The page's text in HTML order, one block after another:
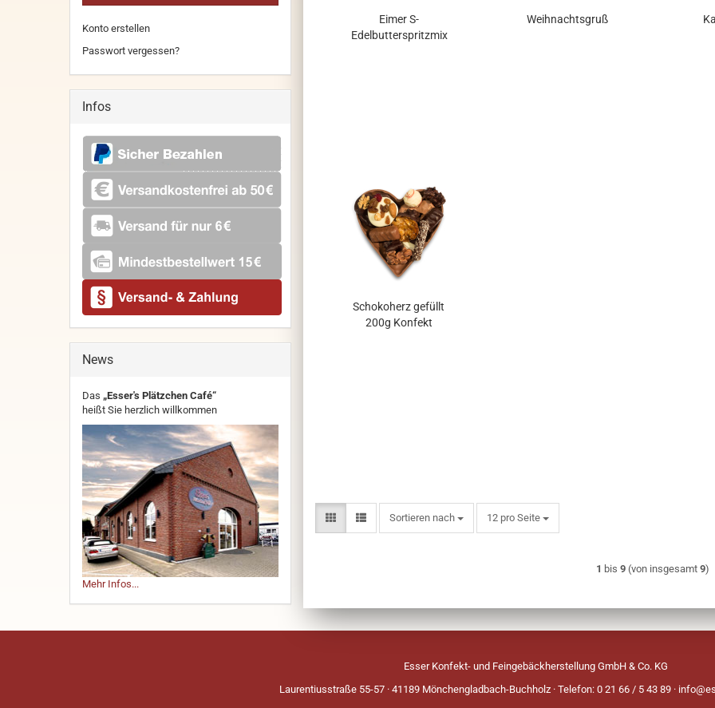
Eimer S-
Edelbutterspritzmix
Weihnachtsgruß
Schokoherz gefüllt
200g Konfekt
Sortieren nach
Sortieren nach 12 pro Seite
pro Seite
1 bis9 (von insgesamt9)
Konto erstellen
Passwort vergessen?
Infos
News
Das „Esser's Plätzchen Café“
heißt Sie herzlich willkommen
Mehr Infos...
Esser Konfekt- und Feingebäckherstellung GmbH & Co. KG
Laurentiusstraße 55-57 · 41189 Mönchengladbach-Buchholz · Telefon: 0 21 66 / 5 43 89 ·